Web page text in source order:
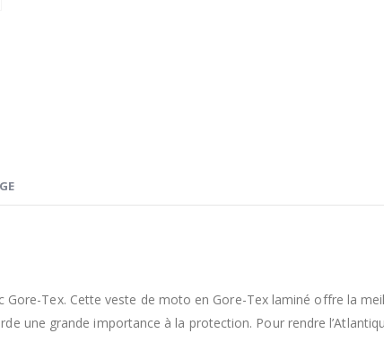
Gore-Tex. Cette veste de moto en Gore-Tex laminé offre la
une grande importance à la protection. Pour rendre